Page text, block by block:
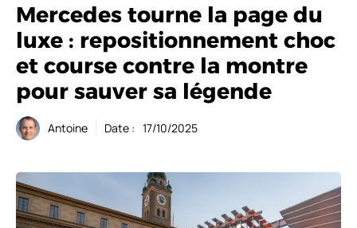
Mercedes tourne la page du
luxe : repositionnement choc
et course contre la montre
pour sauver sa légende
Antoine Date : 17/10/2025